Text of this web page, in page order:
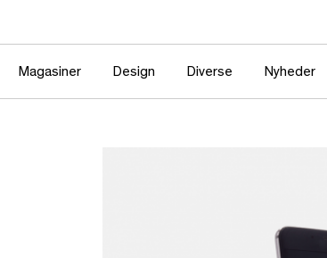
Magasiner Design Diverse Nyheder